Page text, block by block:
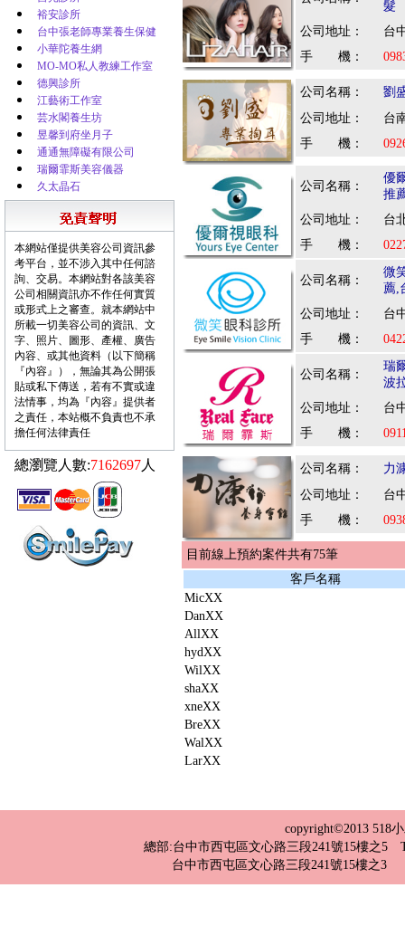
裕安診所
台中張老師專業養生保健
小華陀養生網
MO-MO私人教練工作室
德興診所
江藝術工作室
芸水閣養生坊
昱馨到府坐月子
通通無障礙有限公司
瑞爾霏斯美容儀器
久太晶石
本網站僅提供美容公司資訊參
考平台，並不涉入其中任何諮
詢、交易。本網站對各該美容
公司相關資訊亦不作任何實質
或形式上之審查。就本網站中
所載一切美容公司的資訊、文
字、照片、圖形、產權、廣告
內容、或其他資料（以下簡稱
『內容』），無論其為公開張
貼或私下傳送，若有不實或違
法情事，均為『內容』提供者
之責任，本站概不負責也不承
擔任何法律責任
總瀏覽人數:7162697人
髮
公司地址：
台
手 機：
公司名稱：
劉
公司地址：
台
手 機：
公司名稱：
優
推
公司地址：
台
手 機：
公司名稱：
微
薦,
公司地址：
台
手 機：
公司名稱：
瑞
波
公司地址：
台
手 機：
公司名稱：
力
公司地址：
台
手 機：
目前線上預約案件共有75筆
客戶名稱
MicXX
DanXX
AllXX
hydXX
WilXX
shaXX
xneXX
BreXX
WalXX
LarXX
copyright©2013
總部:台中市西屯區文心路三段241號15樓之5
台中市西屯區文心路三段241號15樓之3